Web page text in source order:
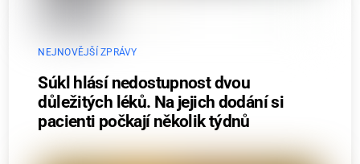
NEJNOVĚJŠÍ ZPRÁVY
Súkl hlásí nedostupnost dvou
důležitých léků. Na jejich dodání si
pacienti počkají několik týdnů